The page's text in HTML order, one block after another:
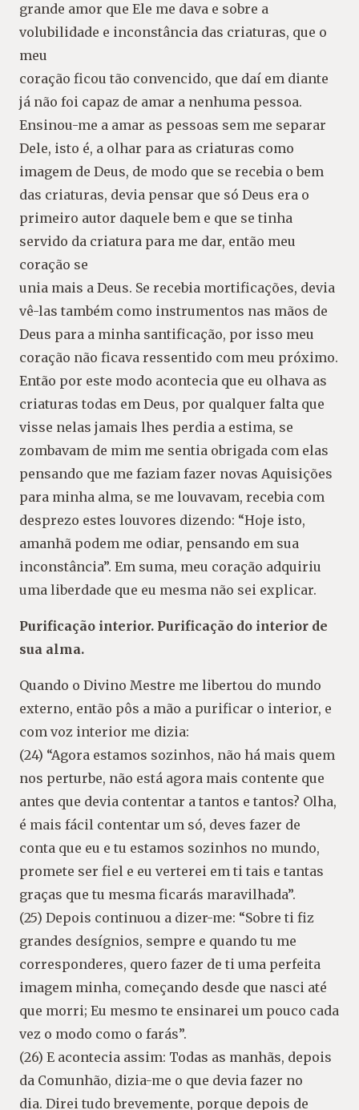
grande amor que Ele me dava e sobre a
volubilidade e inconstância das criaturas, que o
meu
coração ficou tão convencido, que daí em diante
já não foi capaz de amar a nenhuma pessoa.
Ensinou-me a amar as pessoas sem me separar
Dele, isto é, a olhar para as criaturas como
imagem de Deus, de modo que se recebia o bem
das criaturas, devia pensar que só Deus era o
primeiro autor daquele bem e que se tinha
servido da criatura para me dar, então meu
coração se
unia mais a Deus. Se recebia mortificações, devia
vê-las também como instrumentos nas mãos de
Deus para a minha santificação, por isso meu
coração não ficava ressentido com meu próximo.
Então por este modo acontecia que eu olhava as
criaturas todas em Deus, por qualquer falta que
visse nelas jamais lhes perdia a estima, se
zombavam de mim me sentia obrigada com elas
pensando que me faziam fazer novas Aquisições
para minha alma, se me louvavam, recebia com
desprezo estes louvores dizendo: “Hoje isto,
amanhã podem me odiar, pensando em sua
inconstância”. Em suma, meu coração adquiriu
uma liberdade que eu mesma não sei explicar.
Purificação interior. Purificação do interior de
sua alma.
Quando o Divino Mestre me libertou do mundo
externo, então pôs a mão a purificar o interior, e
com voz interior me dizia:
(24) “Agora estamos sozinhos, não há mais quem
nos perturbe, não está agora mais contente que
antes que devia contentar a tantos e tantos? Olha,
é mais fácil contentar um só, deves fazer de
conta que eu e tu estamos sozinhos no mundo,
promete ser fiel e eu verterei em ti tais e tantas
graças que tu mesma ficarás maravilhada”.
(25) Depois continuou a dizer-me: “Sobre ti fiz
grandes desígnios, sempre e quando tu me
corresponderes, quero fazer de ti uma perfeita
imagem minha, começando desde que nasci até
que morri; Eu mesmo te ensinarei um pouco cada
vez o modo como o farás”.
(26) E acontecia assim: Todas as manhãs, depois
da Comunhão, dizia-me o que devia fazer no
dia. Direi tudo brevemente, porque depois de